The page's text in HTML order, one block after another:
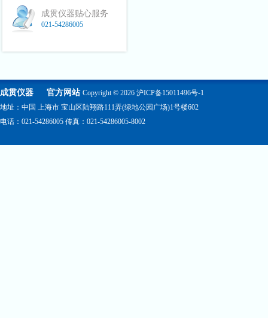
成贯仪器贴心服务
021-54286005
成贯仪器 官方网站 Copyright © 2026 沪ICP备15011496号-1
地址：中国 上海市 宝山区陆翔路111弄(绿地公园广场)1号楼602
电话：021-54286005 传真：021-54286005-8002